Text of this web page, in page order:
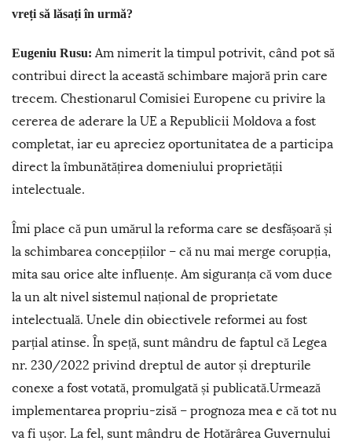
vreți să lăsați în urmă?
Eugeniu Rusu: Am nimerit la timpul potrivit, când pot să
contribui direct la această schimbare majoră prin care
trecem. Chestionarul Comisiei Europene cu privire la
cererea de aderare la UE a Republicii Moldova a fost
completat, iar eu apreciez oportunitatea de a participa
direct la îmbunătățirea domeniului proprietății
intelectuale.
Îmi place că pun umărul la reforma care se desfășoară și
la schimbarea concepțiilor – că nu mai merge corupția,
mita sau orice alte influențe. Am siguranța că vom duce
la un alt nivel sistemul național de proprietate
intelectuală. Unele din obiectivele reformei au fost
parțial atinse. În speță, sunt mândru de faptul că Legea
nr. 230/2022 privind dreptul de autor și drepturile
conexe a fost votată, promulgată și publicată.Urmează
implementarea propriu-zisă – prognoza mea e că tot nu
va fi ușor. La fel, sunt mândru de Hotărârea Guvernului